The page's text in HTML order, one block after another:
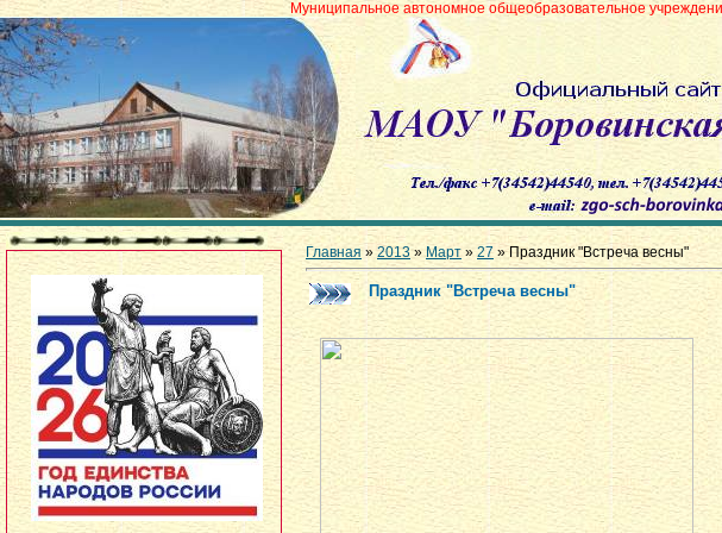
Муниципальное автономное общеобразовательное учреждение
Главная » 2013 » Март » 27 » Праздник "Встреча весны"
Праздник "Встреча весны"